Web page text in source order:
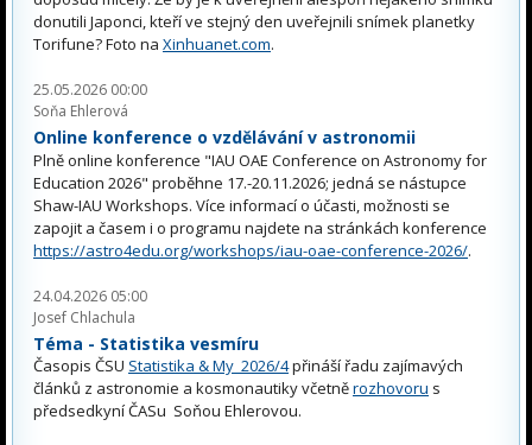
donutili Japonci, kteří ve stejný den uveřejnili snímek planetky
Torifune? Foto na Xinhuanet.com.
25.05.2026 00:00
Soňa Ehlerová
Online konference o vzdělávání v astronomii
Plně online konference "IAU OAE Conference on Astronomy for
Education 2026" proběhne 17.-20.11.2026; jedná se nástupce
Shaw-IAU Workshops. Více informací o účasti, možnosti se
zapojit a časem i o programu najdete na stránkách konference
https://astro4edu.org/workshops/iau-oae-conference-2026/.
24.04.2026 05:00
Josef Chlachula
Téma - Statistika vesmíru
Časopis ČSU Statistika & My 2026/4přináší řadu zajímavých
článků z astronomie a kosmonautiky včetněrozhovoru s
předsedkyní ČASu Soňou Ehlerovou.